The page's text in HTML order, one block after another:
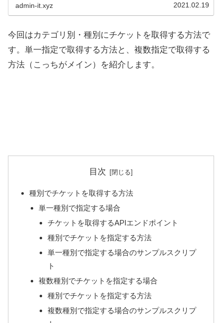
admin-it.xyz 2021.02.19
今回はカテゴリ別・種別にチケットを取得する方法で
す。単一指定で取得する方法と、複数指定で取得する
方法（こっちがメイン）を紹介します。
目次
種別でチケットを取得する方法
単一種別で指定する場合
チケットを取得するAPIエンドポイント
種別でチケットを指定する方法
単一種別で指定する場合のサンプルスクリプ
ト
複数種別でチケットを指定する場合
種別でチケットを指定する方法
複数種別で指定する場合のサンプルスクリプ